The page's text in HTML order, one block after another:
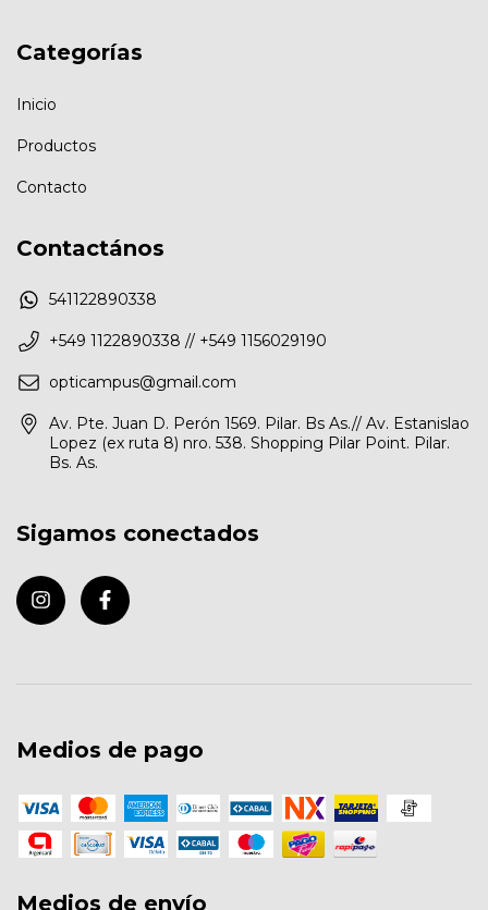
Categorías
Inicio
Productos
Contacto
Contactános
541122890338
+549 1122890338 // +549 1156029190
opticampus@gmail.com
Av. Pte. Juan D. Perón 1569. Pilar. Bs As.// Av. Estanislao
Lopez (ex ruta 8) nro. 538. Shopping Pilar Point. Pilar.
Bs. As.
Sigamos conectados
Medios de pago
Medios de envío